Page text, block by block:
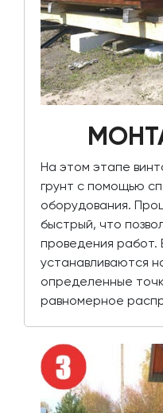
На этом этапе
грунт с помощью
оборудования.
быстрый, что
проведения работ.
устанавливаются
определенные
равномерное